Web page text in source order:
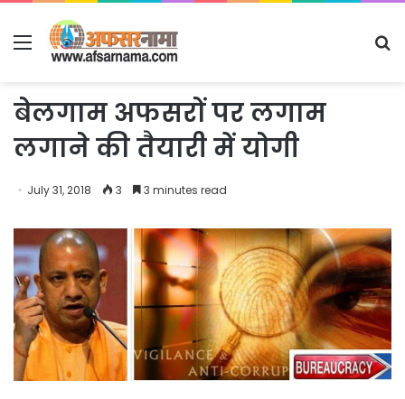
Menu
बेलगाम अफसरों पर लगाम
लगाने की तैयारी में योगी
July 31, 2018 3 3 minutes read